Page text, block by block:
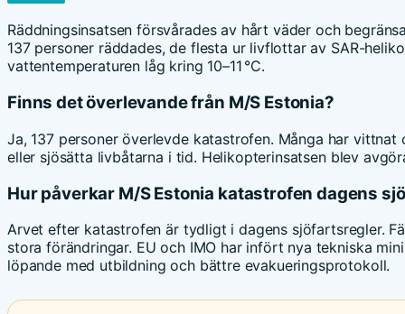
Räddningsinsatsen försvårades av hårt väder och
137 personer räddades, de flesta ur livflottar av SAR-
vattentemperaturen låg kring 10–11 °C.
Finns det överlevande från M/S Estonia?
Ja, 137 personer överlevde katastrofen. Många har
eller sjösätta livbåtarna i tid. Helikopterinsatsen blev
Hur påverkar M/S Estonia katastrofen dagens
Arvet efter katastrofen är tydligt i dagens sjöfartsregler.
stora förändringar. EU och IMO har infört nya tekniska
löpande med utbildning och bättre evakueringsprotokoll.